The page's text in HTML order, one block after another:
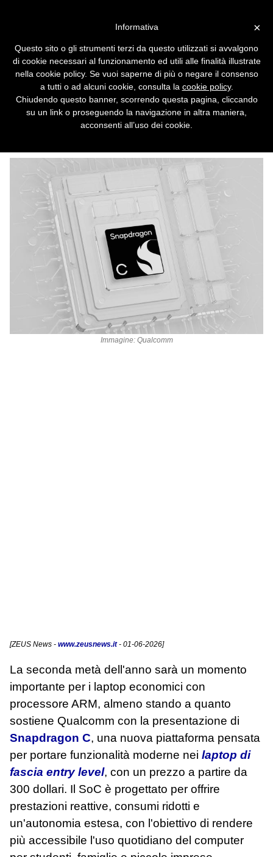
integrata: Snapdragon C
rivoluziona la fascia entry
level
I portatili con il nuovo SoC di Qualcomm
promettono lunga autonomia, potenza di
Immagine: Qualcomm
[ZEUS News - www.zeusnews.it- 01-06-2026]
La seconda metà dell'anno sarà un momento
importante per i laptop economici con
processore ARM, almeno stando a quanto
sostiene Qualcomm con la presentazione di
Snapdragon C, una nuova piattaforma pensata
per portare funzionalità moderne nei laptop di
fascia entry level, con un prezzo a partire da
300 dollari. Il SoC è progettato per offrire
prestazioni reattive, consumi ridotti e
un'autonomia estesa, con l'obiettivo di rendere
più accessibile l'uso quotidiano del computer
×
Informativa
Questo sito o gli strumenti terzi da questo utilizzati si avvalgono
di cookie necessari al funzionamento ed utili alle finalità illustrate
nella cookie policy. Se vuoi saperne di più o negare il consenso
a tutti o ad alcuni cookie, consulta la cookie policy.
Chiudendo questo banner, scorrendo questa pagina, cliccando
su un link o proseguendo la navigazione in altra maniera,
acconsenti all’uso dei cookie.